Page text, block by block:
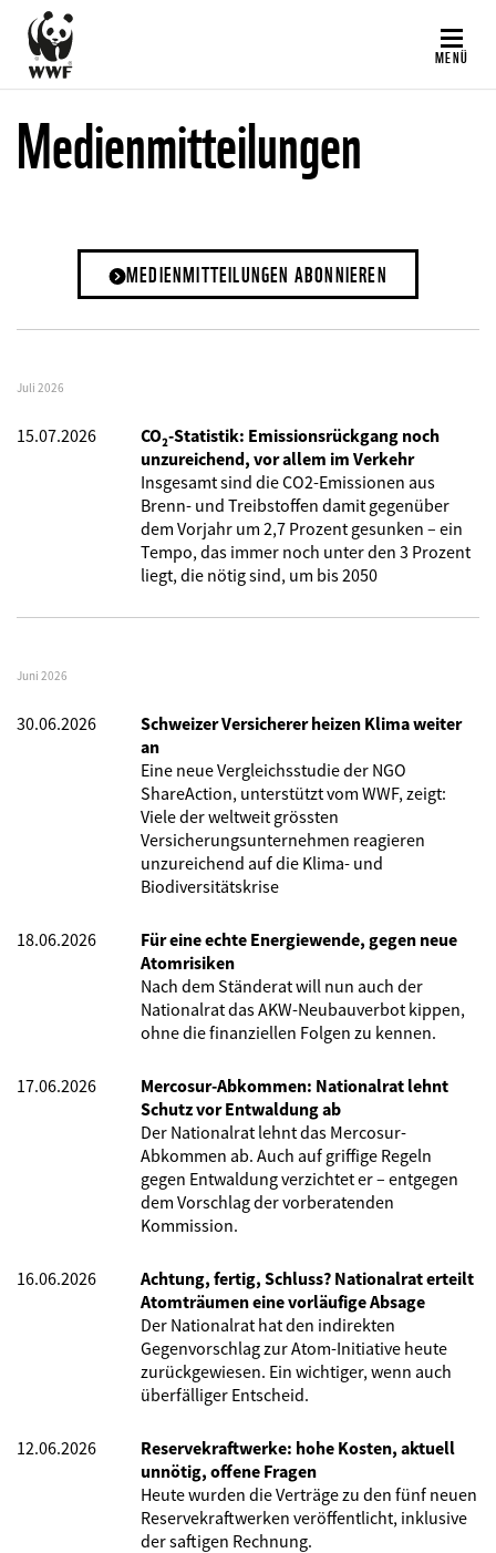
Direkt
zum
Inhalt
MENÜ
Medienmitteilungen
MEDIENMITTEILUNGEN ABONNIEREN
Juli 2026
15.07.2026
CO₂-Statistik: Emissionsrückgang noch
unzureichend, vor allem im Verkehr
Insgesamt sind die CO2-Emissionen aus
Brenn- und Treibstoffen damit gegenüber
dem Vorjahr um 2,7 Prozent gesunken – ein
Tempo, das immer noch unter den 3 Prozent
liegt, die nötig sind, um bis 2050
Juni 2026
30.06.2026
Schweizer Versicherer heizen Klima weiter
an
Eine neue Vergleichsstudie der NGO
ShareAction, unterstützt vom WWF, zeigt:
Viele der weltweit grössten
Versicherungsunternehmen reagieren
unzureichend auf die Klima- und
Biodiversitätskrise
18.06.2026
Für eine echte Energiewende, gegen neue
Atomrisiken
Nach dem Ständerat will nun auch der
Nationalrat das AKW-Neubauverbot kippen,
ohne die finanziellen Folgen zu kennen.
17.06.2026
Mercosur-Abkommen: Nationalrat lehnt
Schutz vor Entwaldung ab
Der Nationalrat lehnt das Mercosur-
Abkommen ab. Auch auf griffige Regeln
gegen Entwaldung verzichtet er – entgegen
dem Vorschlag der vorberatenden
Kommission.
16.06.2026
Achtung, fertig, Schluss? Nationalrat erteilt
Atomträumen eine vorläufige Absage
Der Nationalrat hat den indirekten
Gegenvorschlag zur Atom-Initiative heute
zurückgewiesen. Ein wichtiger, wenn auch
überfälliger Entscheid.
12.06.2026
Reservekraftwerke: hohe Kosten, aktuell
unnötig, offene Fragen
Heute wurden die Verträge zu den fünf neuen
Reservekraftwerken veröffentlicht, inklusive
der saftigen Rechnung.